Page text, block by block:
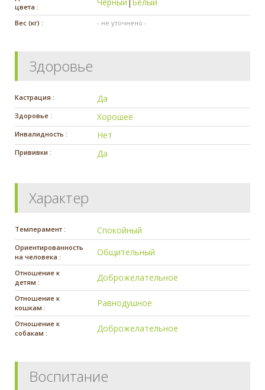
цвета :
Вес (кг) : - не уточнено -
Здоровье
Кастрация : Да
Здоровье : Хорошее
Инвалидность : Нет
Прививки : Да
Характер
Темперамент : Спокойный
Ориентированность
на человека :
Общительный
Отношение к
детям :
Доброжелательное
Отношение к
кошкам :
Равнодушное
Отношение к
собакам :
Доброжелательное
Воспитание